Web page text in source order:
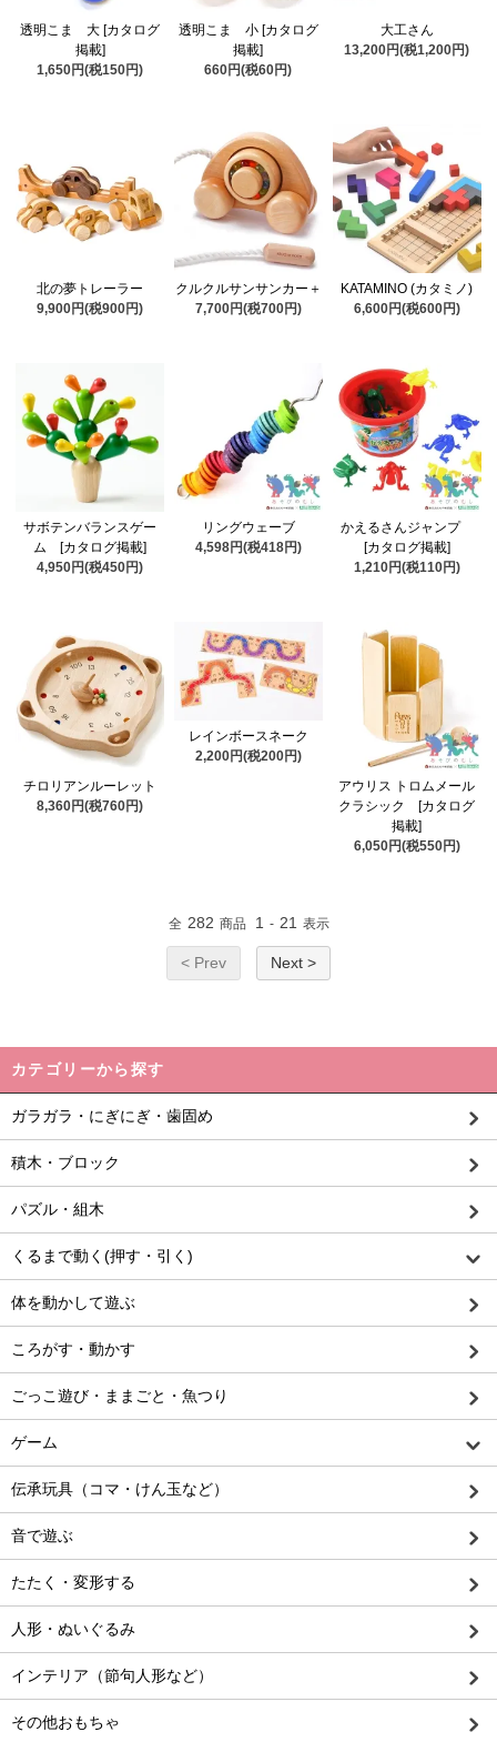
透明こま 大 [カタログ
掲載]
1,650円(税150円)
透明こま 小 [カタログ
掲載]
660円(税60円)
大工さん
13,200円(税1,200円)
北の夢トレーラー
9,900円(税900円)
クルクルサンサンカー＋
7,700円(税700円)
KATAMINO (カタミノ)
6,600円(税600円)
サボテンバランスゲー
ム [カタログ掲載]
4,950円(税450円)
リングウェーブ
4,598円(税418円)
かえるさんジャンプ
[カタログ掲載]
1,210円(税110円)
チロリアンルーレット
8,360円(税760円)
レインボースネーク
2,200円(税200円)
アウリス トロムメール
クラシック [カタログ
掲載]
6,050円(税550円)
全 282 商品 1 - 21 表示
< Prev Next >
カテゴリーから探す
ガラガラ・にぎにぎ・歯固め
積木・ブロック
パズル・組木
くるまで動く(押す・引く)
体を動かして遊ぶ
ころがす・動かす
ごっこ遊び・ままごと・魚つり
ゲーム
伝承玩具（コマ・けん玉など）
音で遊ぶ
たたく・変形する
人形・ぬいぐるみ
インテリア（節句人形など）
その他おもちゃ